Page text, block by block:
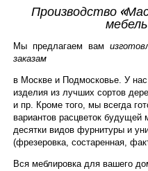
Производство
Мы предлагаем вам
заказам
в Москве и Подмосковье. У
изделия из лучших сортов
и пр. Кроме того, мы всегда
вариантов расцветок будущей
десятки видов фурнитуры и
(фрезеровка, состаренная,
Вся меблировка для вашего